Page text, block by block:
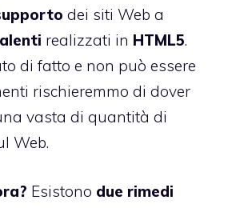
dei siti Web a
realizzati in HTML5.
di fatto e non può essere
rischieremmo di dover
vasta di quantità di
Web.
Esistono due rimedi